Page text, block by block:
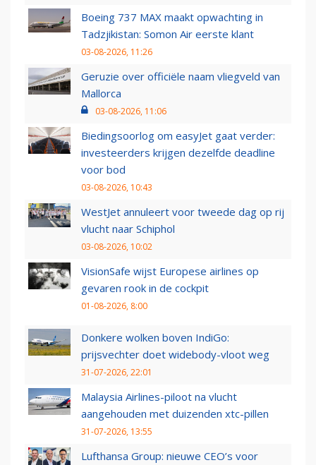
Boeing 737 MAX maakt opwachting in
Tadzjikistan: Somon Air eerste klant
03-08-2026, 11:26
Geruzie over officiële naam vliegveld van
Mallorca
03-08-2026, 11:06
Biedingsoorlog om easyJet gaat verder:
investeerders krijgen dezelfde deadline
voor bod
03-08-2026, 10:43
WestJet annuleert voor tweede dag op rij
vlucht naar Schiphol
03-08-2026, 10:02
VisionSafe wijst Europese airlines op
gevaren rook in de cockpit
01-08-2026, 8:00
Donkere wolken boven IndiGo:
prijsvechter doet widebody-vloot weg
31-07-2026, 22:01
Malaysia Airlines-piloot na vlucht
aangehouden met duizenden xtc-pillen
31-07-2026, 13:55
Lufthansa Group: nieuwe CEO’s voor